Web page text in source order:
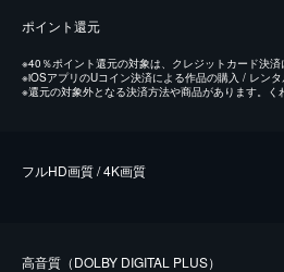
ポイント還元
※40％ポイント還元の対象は、クレジットカード決済
※iOSアプリのUコイン決済による作品の購入 / レンタ
※還元の対象外となる決済方法や商品があります。く
フルHD画質 / 4K画質
⾼⾳質（DOLBY DIGITAL PLUS）